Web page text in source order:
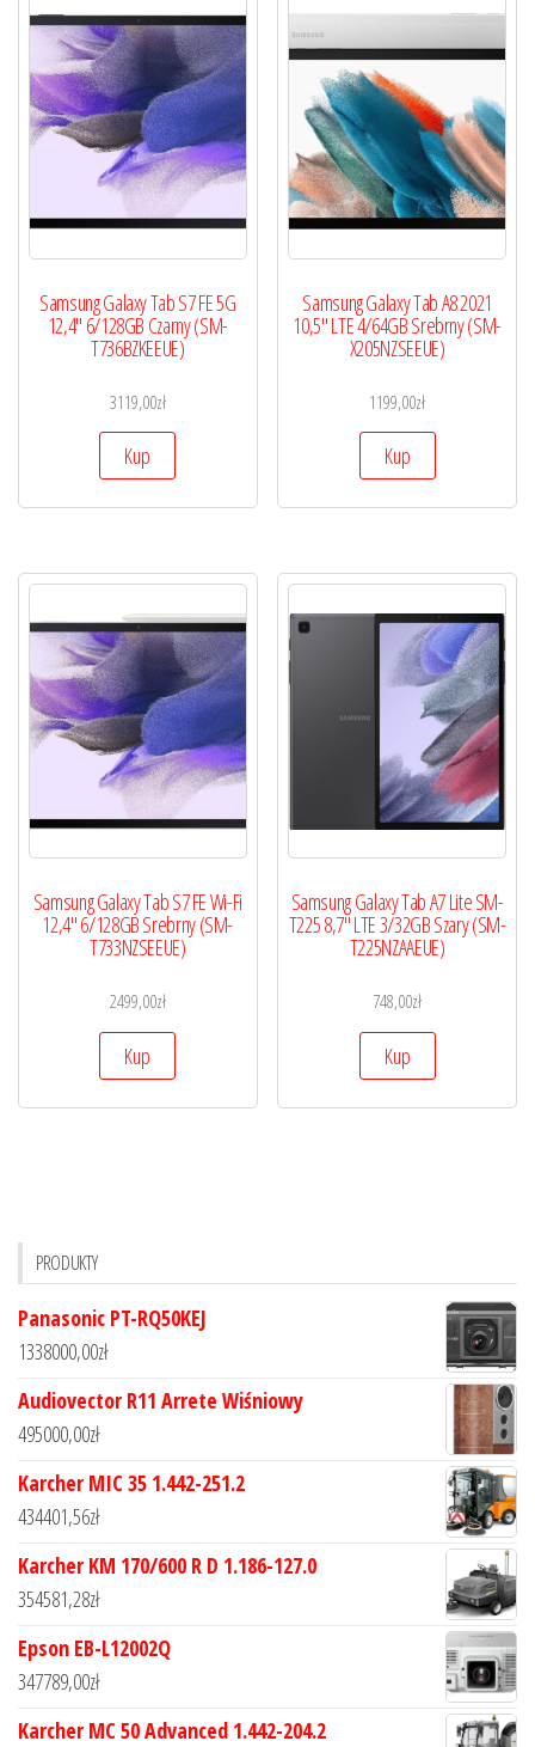
Samsung Galaxy Tab S7 FE 5G
12,4″ 6/128GB Czarny (SM-
T736BZKEEUE)
3119,00zł
Kup
Samsung Galaxy Tab A8 2021
10,5″ LTE 4/64GB Srebrny (SM-
X205NZSEEUE)
1199,00zł
Kup
Samsung Galaxy Tab S7 FE Wi-Fi
12,4″ 6/128GB Srebrny (SM-
T733NZSEEUE)
2499,00zł
Kup
Samsung Galaxy Tab A7 Lite SM-
T225 8,7″ LTE 3/32GB Szary (SM-
T225NZAAEUE)
748,00zł
Kup
PRODUKTY
Panasonic PT-RQ50KEJ
1338000,00zł
Audiovector R11 Arrete Wiśniowy
495000,00zł
Karcher MIC 35 1.442-251.2
434401,56zł
Karcher KM 170/600 R D 1.186-127.0
354581,28zł
Epson EB-L12002Q
347789,00zł
Karcher MC 50 Advanced 1.442-204.2